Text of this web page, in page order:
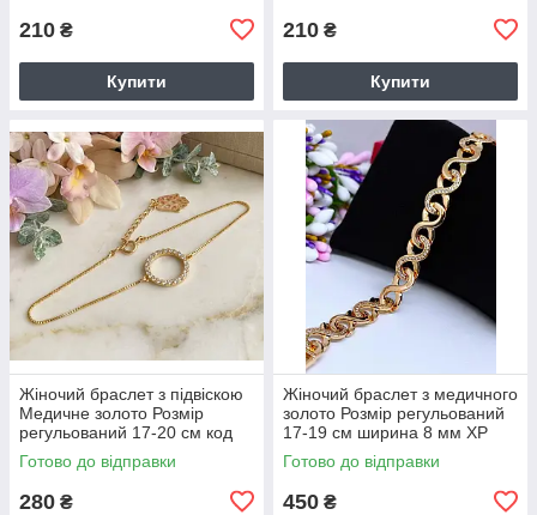
210 ₴
Купити
210 ₴
Купити
Жіночий браслет з підвіскою
Медичне золото Розмір
регульований 17-20 см код
ХР 5854
Готово до відправки
280 ₴
Жіночий браслет з медичного
золото Розмір регульований
17-19 см ширина 8 мм ХР
5853
Готово до відправки
450 ₴